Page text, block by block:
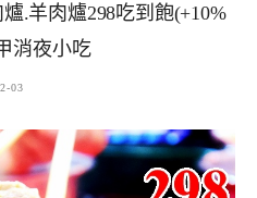
.羊肉爐298吃到飽(+10%
消夜小吃
03